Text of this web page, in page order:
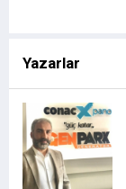
Yazarlar